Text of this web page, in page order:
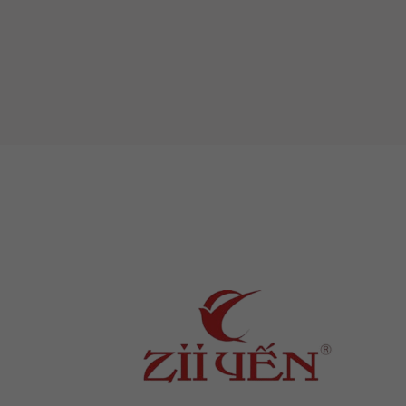
Công dụng
Hỗ trợ điều tiết hệ miễn dịch,